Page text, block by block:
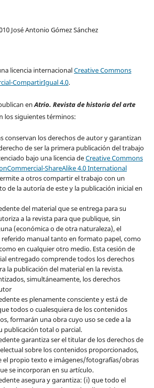
José Antonio Gómez Sánchez
licencia internacionalCreative Commons
CompartirIgual 4.0.
enAtrio. Revista de historia del arte
los siguientes términos:
conservan los derechos de autor y garantizan
de ser la primera publicación del trabajo
bajo una licencia deCreative Commons
ShareAlike 4.0 International
a otros compartir el trabajo con un
de la autoría de este y la publicación inicial en
del material que se entrega para su
a la revista para que publique, sin
(económica o de otra naturaleza), el
manual tanto en formato papel, como
en cualquier otro medio. Esta cesión de
entregado comprende todos los derechos
la publicación del material en la revista.
simultáneamente, los derechos
es plenamente consciente y está de
todos o cualesquiera de los contenidos
formarán una obra cuyo uso se cede a la
publicación total o parcial.
garantiza ser el titular de los derechos de
sobre los contenidos proporcionados,
el propio texto e imágenes/fotografías/obras
se incorporan en su artículo.
asegura y garantiza: (i) que todo el